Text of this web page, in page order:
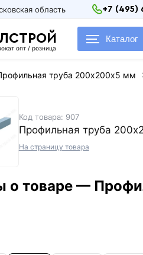
область +7 (495)
опт / розница
Каталог
труба 200х200х5 мм
Код товара: 907
Профильная труба
На страницу товара
о товаре —